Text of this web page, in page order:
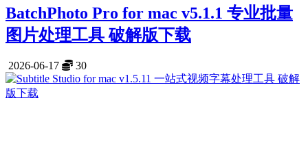
BatchPhoto Pro for mac v5.1.1 专业批量
图片处理工具 破解版下载
2026-06-17 30